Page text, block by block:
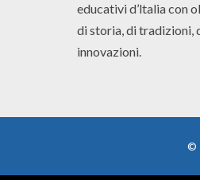
educativi d’ltalia con
di storia, di tradizioni,
innovazioni.
©